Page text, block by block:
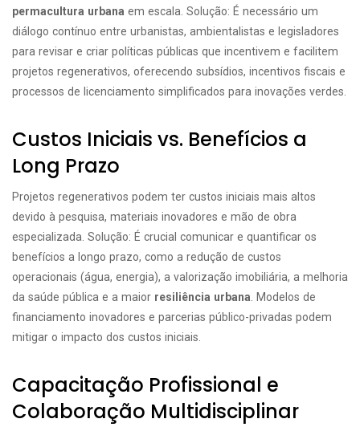
permacultura urbana em escala. Solução: É necessário um
diálogo contínuo entre urbanistas, ambientalistas e legisladores
para revisar e criar políticas públicas que incentivem e facilitem
projetos regenerativos, oferecendo subsídios, incentivos fiscais e
processos de licenciamento simplificados para inovações verdes.
Custos Iniciais vs. Benefícios a
Long Prazo
Projetos regenerativos podem ter custos iniciais mais altos
devido à pesquisa, materiais inovadores e mão de obra
especializada. Solução: É crucial comunicar e quantificar os
benefícios a longo prazo, como a redução de custos
operacionais (água, energia), a valorização imobiliária, a melhoria
da saúde pública e a maior resiliência urbana . Modelos de
financiamento inovadores e parcerias público-privadas podem
mitigar o impacto dos custos iniciais.
Capacitação Profissional e
Colaboração Multidisciplinar